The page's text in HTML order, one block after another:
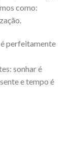
como:
perfeitamente
sonhar é
e tempo é